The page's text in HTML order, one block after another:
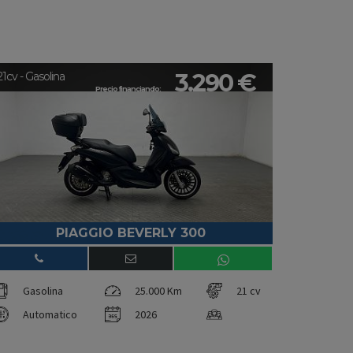
Precio financiando: 3.290 €
- Gasolina
PIAGGIO BEVERLY 300
Gasolina 25.000 Km
21 cv
Automatico
2026